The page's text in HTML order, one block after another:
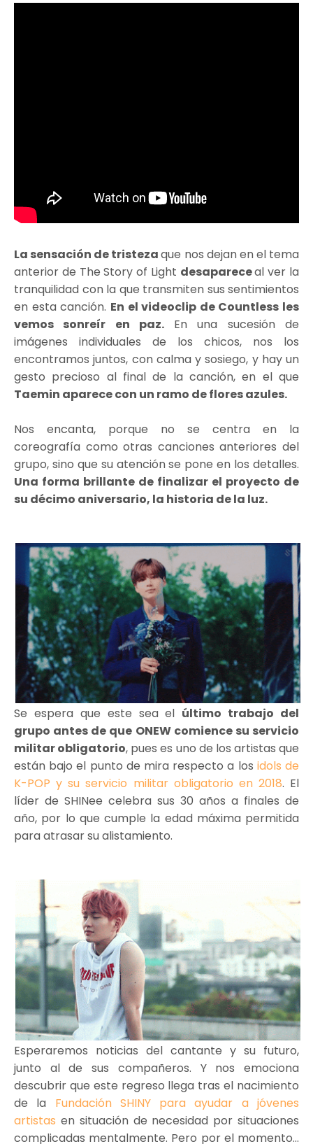
La sensación de tristezaque nos dejan en el tema
anterior de The Story of Light desapareceal ver la
tranquilidad con la que transmiten sus sentimientos
en esta canción. En el videoclip de Countless les
vemos sonreír en paz. En una sucesión de
imágenes individuales de los chicos, nos los
encontramos juntos, con calma y sosiego, y hay un
gesto precioso al final de la canción, en el que
Taemin aparece con un ramo de flores azules.
Nos encanta, porque no se centra en la
coreografía como otras canciones anteriores del
grupo, sino que su atención se pone en los detalles.
Una forma brillante de finalizar el proyecto de
su décimo aniversario, la historia de la luz.
Se espera que este sea el último trabajo del
grupo antes de que ONEW comience su servicio
militar obligatorio, pues es uno de los artistas que
están bajo el punto de mira respecto a los idols de
K-POP y su servicio militar obligatorio en 2018. El
líder de SHINee celebra sus 30 años a finales de
año, por lo que cumple la edad máxima permitida
para atrasar su alistamiento.
Esperaremos noticias del cantante y su futuro,
junto al de sus compañeros. Y nos emociona
descubrir que este regreso llega tras el nacimiento
de la Fundación SHINY para ayudar a jóvenes
artistas en situación de necesidad por situaciones
complicadas mentalmente. Pero por el momento…